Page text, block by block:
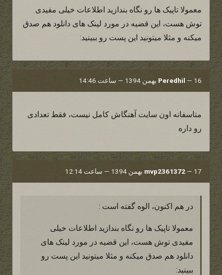
معمولا تاپیک ها رو نگاه بندازید اطلاعات خیلی مفیدی
توش هست، این قضیه در مورد لینک های دانلود هم صدق
میکنه و مثلا میتونید این پست رو ببینید:
Peredhil — 16 بهمن 1394 — ساعت 14:46
متاسفانه اون سايت آهنگاش كامل نيست، فقط تعدادى
رو داره
mvp2361372 — 17 بهمن 1394 — ساعت 12:14
در هم اکنون، الوه گفته است :
معمولا تاپیک ها رو نگاه بندازید اطلاعات خیلی
مفیدی توش هست، این قضیه در مورد لینک های
دانلود هم صدق میکنه و مثلا میتونید این پست رو
ببینید: